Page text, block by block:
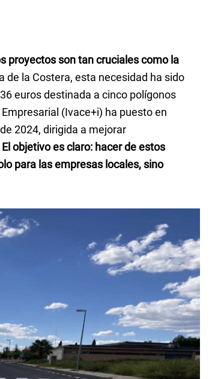
proyectos son tan cruciales como la
de la Costera, esta necesidad ha sido
euros destinada a cinco polígonos
(Ivace+i) ha puesto en
2024, dirigida a mejorar
El objetivo es claro: hacer de estos
para las empresas locales, sino